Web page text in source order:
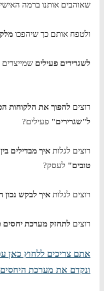
שאוהבים אותנו ברמה
ולטפח אותם כך שיהפכו
לשגרירים פעילים שמייצרים
רוצים להפוך את הלקוחות
ל"שגרירים" פעילים?
רוצים לגלותאיך מבדילים
טובים" לעסק?
רוצים לגלותאיך לבקש נכון
רוצים לתחזק מערכת יחסים
אתם צריכים ללחוץ כאן
ונקדם את מערכת